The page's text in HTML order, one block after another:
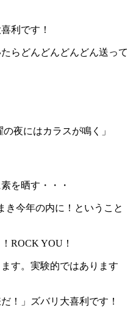
利です！
らどんどんどんどん送って
夜にはカラスが鳴く」
を晒す・・・
き今年の内に！ということ
ROCK YOU！
す。実験的ではあります
！」ズバリ大喜利です！